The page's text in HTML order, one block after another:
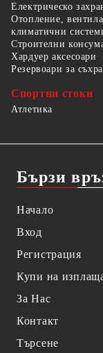
Електрическо
Отопление,
климатични
Строителни
Хардуер аксесоари
Резервоари за
Спортни стоки
Атлетика
Бързи
Начало
Вход
Регистрация
Купи на
За Нас
Контакт
Търсене